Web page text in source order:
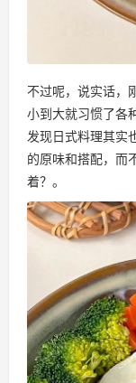
不过呢，说实话，
小到大就习惯了各
发现日式料理其实
的原味和搭配，而
着？。